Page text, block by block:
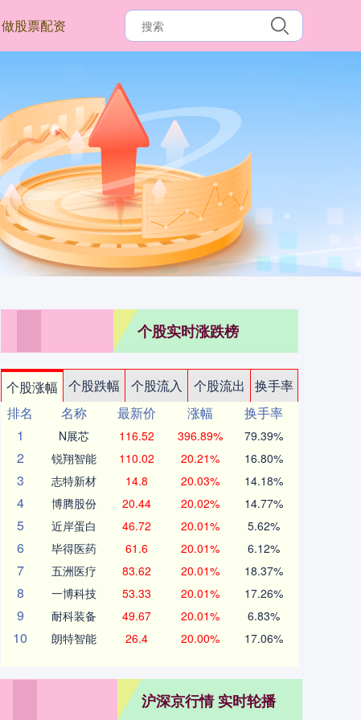
做股票配资
个股实时涨跌榜
个股涨幅 个股跌幅 个股流入 个股流出
换手率
排名
名称 最新价 涨幅
换手率
1
N展芯 116.52 396.89% 79.39%
2 锐翔智能 110.02 20.21% 16.80%
3 志特新材 14.8 20.03% 14.18%
4 博腾股份 20.44 20.02% 14.77%
5 近岸蛋白 46.72 20.01% 5.62%
6 毕得医药 61.6 20.01% 6.12%
7 五洲医疗 83.62 20.01% 18.37%
8 一博科技 53.33 20.01% 17.26%
9 耐科装备 49.67 20.01% 6.83%
10 朗特智能 26.4 20.00% 17.06%
沪深京行情 实时轮播